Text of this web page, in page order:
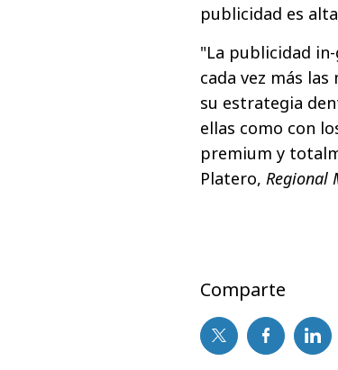
publicidad es
"La publicidad in-
cada vez más
su estrategia
ellas como con
premium y
Platero, Regional
Comparte